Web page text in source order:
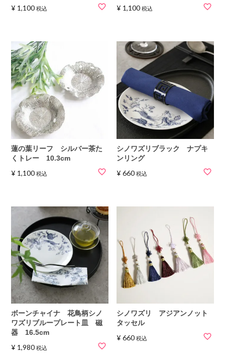
¥ 1,100 税込 ¥ 1,100 税込
蓮の葉リーフ シルバー茶た
くトレー 10.3cm
¥ 1,100 税込
シノワズリブラック ナプキ
ンリング
¥ 660 税込
ボーンチャイナ 花鳥柄シノ
ワズリブループレート皿 磁
器 16.5cm
¥ 1,980 税込
シノワズリ アジアンノット
タッセル
¥ 660 税込